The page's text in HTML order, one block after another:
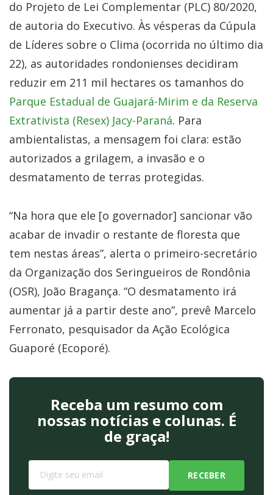
do Projeto de Lei Complementar (PLC) 80/2020,
de autoria do Executivo. Às vésperas da Cúpula
de Líderes sobre o Clima (ocorrida no último dia
22), as autoridades rondonienses decidiram
reduzir em 211 mil hectares os tamanhos do
Parque Estadual de Guajará-Mirim e da Reserva
Extrativista (Resex) Jacy-Paraná. Para
ambientalistas, a mensagem foi clara: estão
autorizados a grilagem, a invasão e o
desmatamento de terras protegidas.
“Na hora que ele [o governador] sancionar vão
acabar de invadir o restante de floresta que
tem nestas áreas”, alerta o primeiro-secretário
da Organização dos Seringueiros de Rondônia
(OSR), João Bragança. “O desmatamento irá
aumentar já a partir deste ano”, prevê Marcelo
Ferronato, pesquisador da Ação Ecológica
Guaporé (Ecoporé).
Receba um resumo com
nossas notícias e colunas. É
de graça!